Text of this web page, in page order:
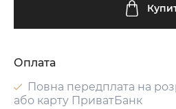
Оплата
Повна передплата на
або карту ПриватБанк